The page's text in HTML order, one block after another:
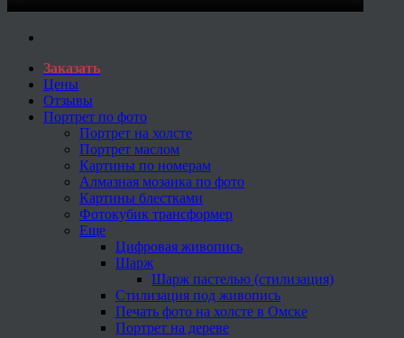
Заказать
Цены
Отзывы
Портрет по фото
Портрет на холсте
Портрет маслом
Картины по номерам
Алмазная мозаика по фото
Картины блестками
Фотокубик трансформер
Еще
Цифровая живопись
Шарж
Шарж пастелью (стилизация)
Стилизация под живопись
Печать фото на холсте в Омске
Портрет на дереве